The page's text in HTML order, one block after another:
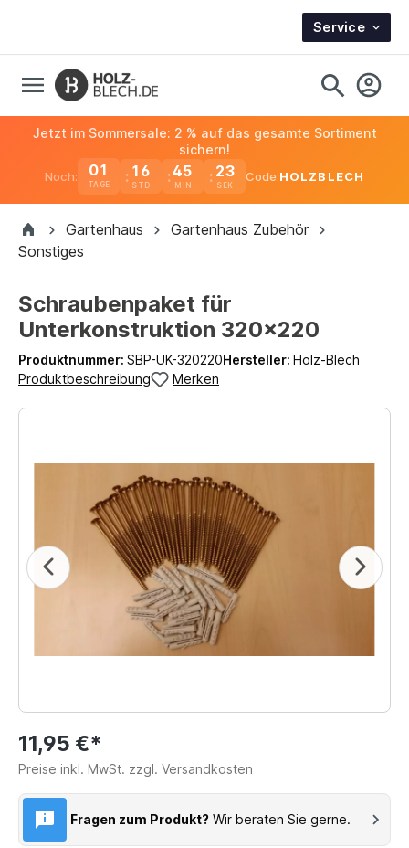
Service
Noch: 01
TAGE
16 45 23
Jetzt im Sommersale: 2 % auf das gesamte Sortiment
sichern!
Code:HOLZBLECH
Gartenhaus
Gartenhaus Zubehör
Sonstiges
Schraubenpaket für
Unterkonstruktion 320x220
Produktnummer: SBP-UK-320220Hersteller: Holz-Blech
Produktbeschreibung
Merken
11,95 €*
Preise inkl. MwSt. zzgl. Versandkosten
Fragen zum Produkt? Wir beraten Sie gerne.